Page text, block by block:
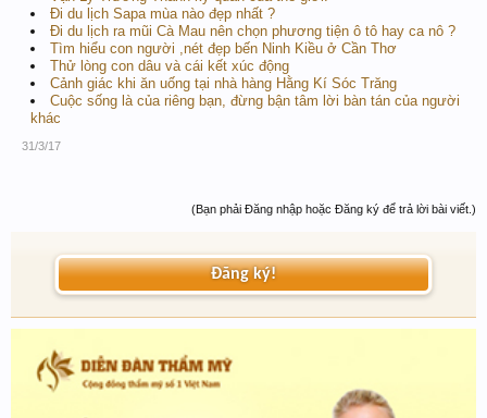
Đi du lịch Sapa mùa nào đẹp nhất ?
Đi du lịch ra mũi Cà Mau nên chọn phương tiện ô tô hay ca nô ?
Tìm hiểu con người ,nét đẹp bến Ninh Kiều ở Cần Thơ
Thử lòng con dâu và cái kết xúc động
Cảnh giác khi ăn uống tại nhà hàng Hằng Kí Sóc Trăng
Cuộc sống là của riêng bạn, đừng bận tâm lời bàn tán của người
khác
31/3/17
(Bạn phải Đăng nhập hoặc Đăng ký để trả lời bài viết.)
Đăng ký!